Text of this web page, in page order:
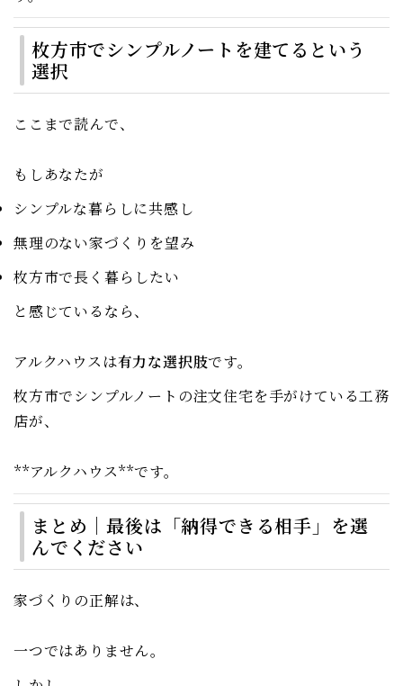
枚方市でシンプルノートを建てるという
選択
ここまで読んで、
もしあなたが
シンプルな暮らしに共感し
無理のない家づくりを望み
枚方市で長く暮らしたい
と感じているなら、
アルクハウスは有力な選択肢です。
枚方市でシンプルノートの注文住宅を手がけている工務
店が、
**アルクハウス**です。
まとめ｜最後は「納得できる相手」を選
んでください
家づくりの正解は、
一つではありません。